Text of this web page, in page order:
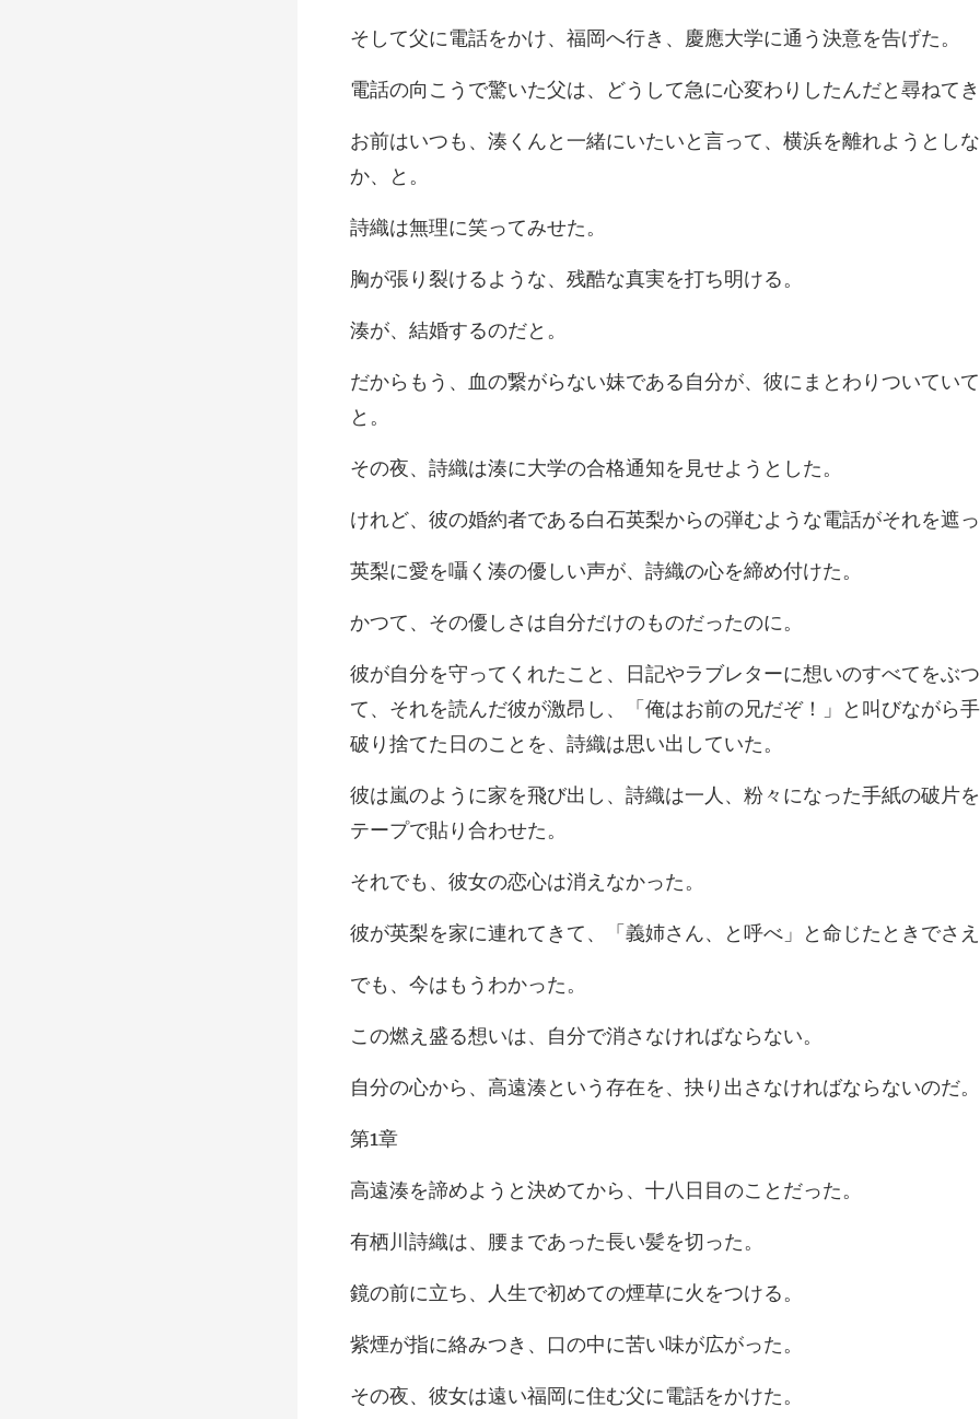
、福岡へ行き、慶應大
は、どうして急に心変わ
いたいと言って、横浜を離れよ
理に笑っ
ような、残酷な
結婚す
妹である自分が、彼にまとわ
に大学の合格通知
る白石英梨からの弾むよ
の優しい声が、詩
しさは自分だけ
て、それを読んだ彼が激昂し、「俺はお前の兄だぞ！」と叫
人、粉々になった手紙の破片
女の恋心は消
て、「義姉さん、と呼べ
はもうわ
は、自分で消さな
という存在を、抉り出
1
と決めてから、十
腰まであった長
人生で初めての
つき、口の中に
遠い福岡に住む